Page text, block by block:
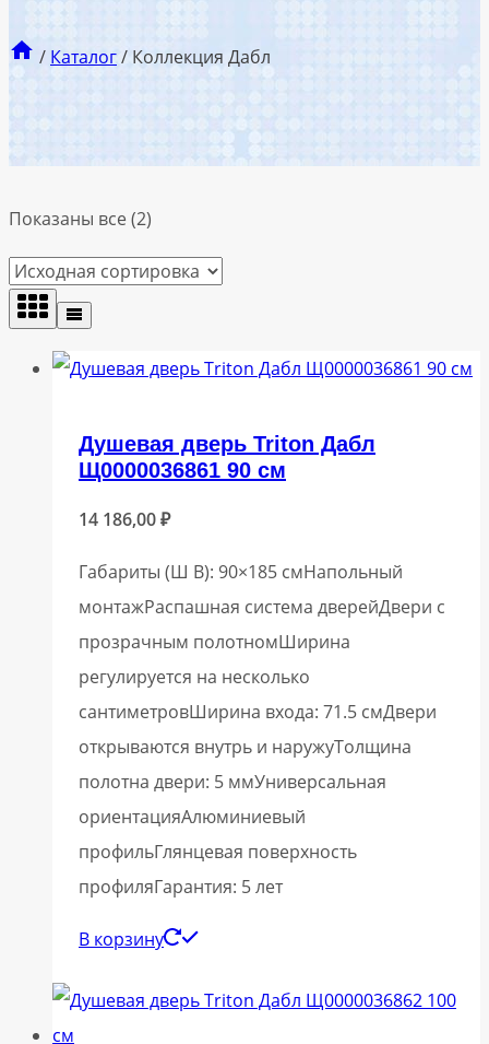
/ Каталог/ Коллекция Дабл
Показаны все (2)
Душевая дверь Triton Дабл
Щ0000036861 90 см
14 186,00₽
Габариты (Ш В): 90×185 смНапольный
монтажРаспашная система дверейДвери с
прозрачным полотномШирина
регулируется на несколько
сантиметровШирина входа: 71.5 смДвери
открываются внутрь и наружуТолщина
полотна двери: 5 ммУниверсальная
ориентацияАлюминиевый
профильГлянцевая поверхность
профиляГарантия: 5 лет
В корзину